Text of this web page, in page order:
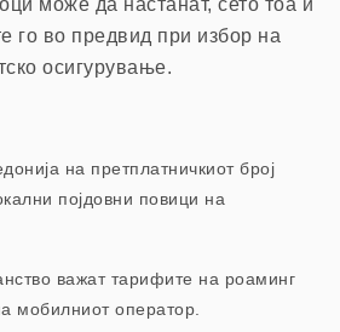
го во предвид при избор на
осигурување.
на претплатничкиот број
појдовни повици на
важат тарифите на роаминг
мобилниот оператор.